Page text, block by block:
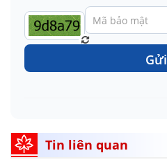
Gửi
Tin liên quan